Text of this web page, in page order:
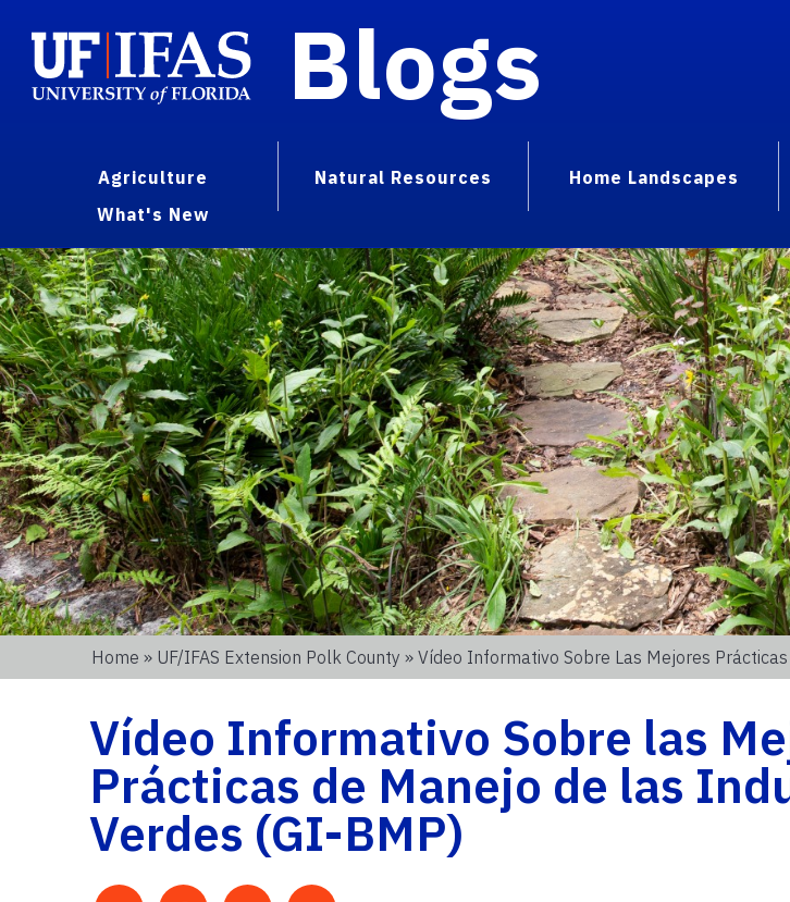
Blogs
Agriculture Natural Resources Home Landscapes
What's New
Home » UF/IFAS Extension Polk County » Vídeo Informativo Sobre Las Mejores
Vídeo Informativo Sobre las
Prácticas de Manejo de las
Verdes (GI-BMP)